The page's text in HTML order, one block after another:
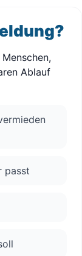
Ablauf
passt